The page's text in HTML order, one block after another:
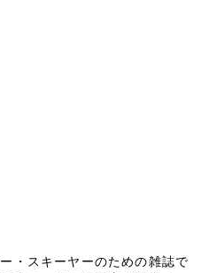
・スキーヤーのための雑誌で